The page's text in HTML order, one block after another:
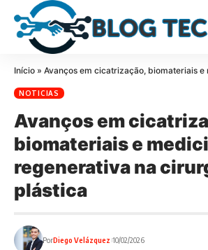
Início » Avanços em cicatrização, biomateriais e medicina
NOTICIAS
Avanços em
biomateriais e
regenerativa na
plástica
PorDiego Velázquez 10/02/2026